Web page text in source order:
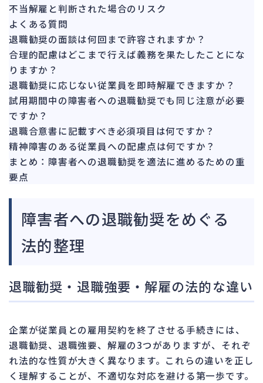
不当解雇と判断された場合のリスク
よくある質問
退職勧奨の面談は何回まで許容されますか？
合理的配慮はどこまで行えば義務を果たしたことにな
りますか？
退職勧奨に応じない従業員を即時解雇できますか？
試用期間中の障害者への退職勧奨でも同じ注意が必要
ですか？
退職合意書に記載すべき必須項目は何ですか？
精神障害のある従業員への配慮点は何ですか？
まとめ：障害者への退職勧奨を適法に進めるための重
要点
障害者への退職勧奨をめぐる
法的整理
退職勧奨・退職強要・解雇の法的な違い
企業が従業員との雇用契約を終了させる手続きには、
退職勧奨、退職強要、解雇の3つがありますが、それぞ
れ法的な性質が大きく異なります。これらの違いを正し
く理解することが、不適切な対応を避ける第一歩です。